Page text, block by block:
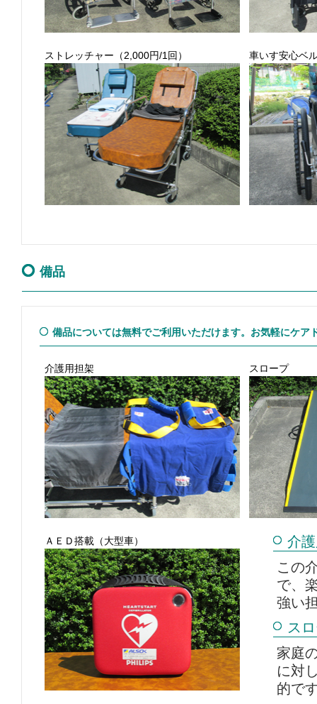
ストレッチャー（2,000円/1回） 車いす安心ベ
備品
備品については無料でご利用いただけます。お気軽にケア
介護用担架 スロープ
ＡＥＤ搭載（大型車）
介
この
で、
強い
ス
家庭
に対
的で